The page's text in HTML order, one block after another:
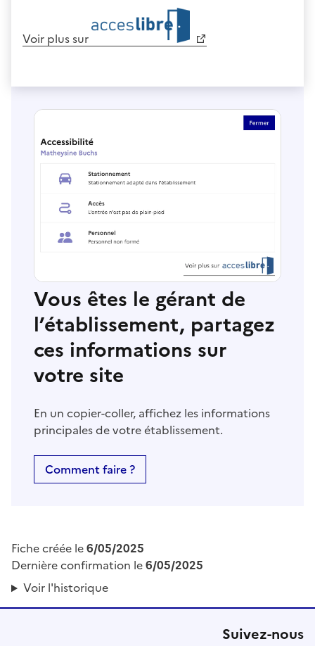
Voir plus sur
Vous êtes le gérant de
l’établissement, partagez
ces informations sur
votre site
En un copier-coller, affichez les informations
principales de votre établissement.
Comment faire ?
Fiche créée le6/05/2025
Dernière confirmation le6/05/2025
Voir l'historique
Suivez-nous